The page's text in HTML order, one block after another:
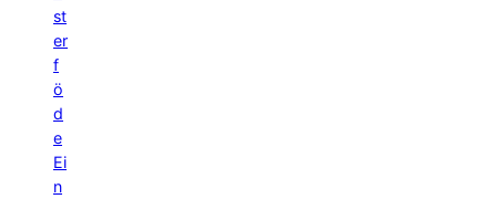
st
er
f
ö
d
e
Ei
n